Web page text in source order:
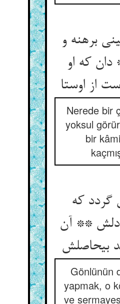
برهنه و
دان که او
از اوستا
Nerede bir
yoksul
bir
گردد که
دلش ** آن
بی‏حاصلش‏
Gönlünün
yapmak, o
ve